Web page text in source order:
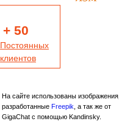
+ 50
Постоянных
клиентов
На сайте использованы изображения,
разработанные Freepik , а так же от
GigaChat с помощью Kandinsky.